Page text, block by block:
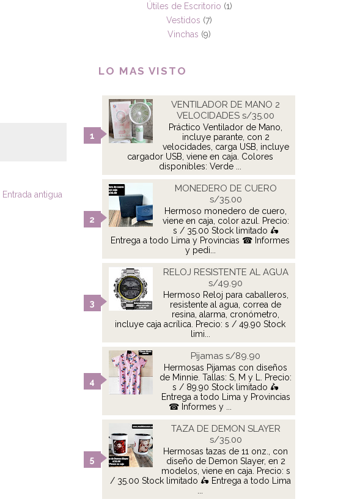
Entrada antigua
Útiles de Escritorio (1)
Vestidos (7)
Vinchas (9)
LO MAS VISTO
VENTILADOR DE MANO 2
VELOCIDADES s/35.00
Práctico Ventilador de Mano,
incluye parante, con 2
velocidades, carga USB, incluye
cargador USB, viene en caja. Colores
disponibles: Verde ...
MONEDERO DE CUERO
s/35.00
Hermoso monedero de cuero,
viene en caja, color azul. Precio:
s / 35.00 Stock limitado 🛵
Entrega a todo Lima y Provincias ☎ Informes
y pedi...
RELOJ RESISTENTE AL AGUA
s/49.90
Hermoso Reloj para caballeros,
resistente al agua, correa de
resina, alarma, cronómetro,
incluye caja acrílica. Precio: s / 49.90 Stock
limi...
Pijamas s/89.90
Hermosas Pijamas con diseños
de Minnie. Tallas: S, M y L. Precio:
s / 89.90 Stock limitado 🛵
Entrega a todo Lima y Provincias
☎ Informes y ...
TAZA DE DEMON SLAYER
s/35.00
Hermosas tazas de 11 onz., con
diseño de Demon Slayer, en 2
modelos, viene en caja. Precio: s
/ 35.00 Stock limitado 🛵 Entrega a todo Lima
...